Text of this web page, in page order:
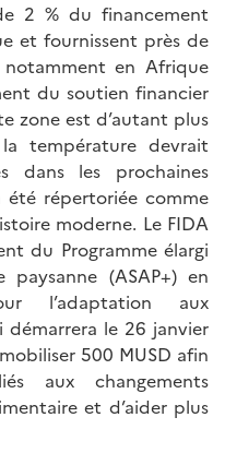
2 % du financement
et fournissent près de
en Afrique
du soutien financier
zone est d’autant plus
température devrait
dans les prochaines
été répertoriée comme
moderne. Le FIDA
du Programme élargi
paysanne (ASAP+) en
l’adaptation aux
le 26 janvier
500 MUSD afin
aux changements
et d’aider plus